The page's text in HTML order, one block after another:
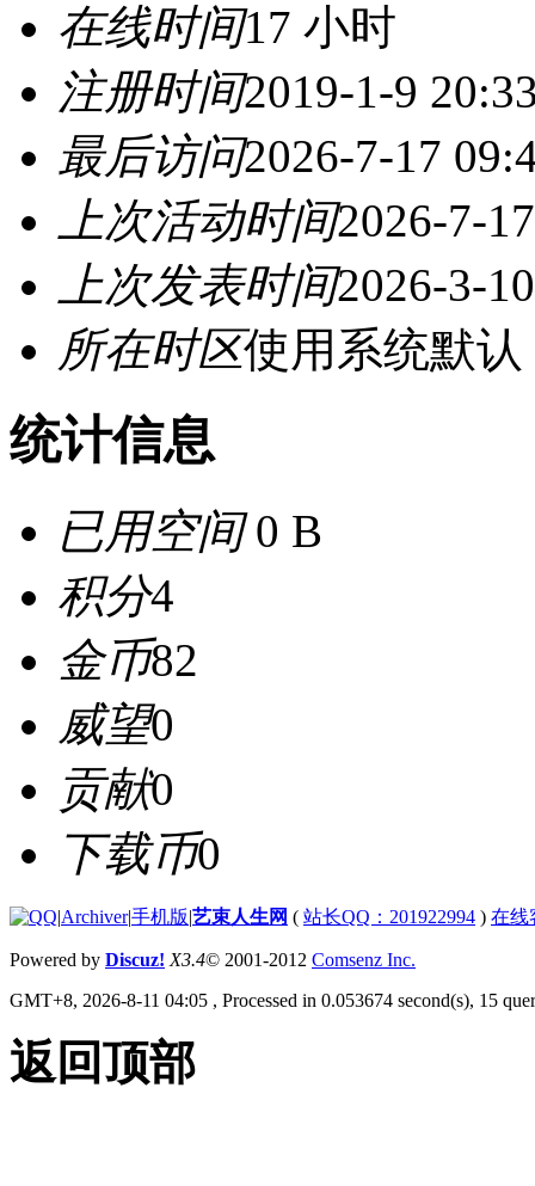
在线时间17 小时
注册时间2019-1-9
最后访问2026-7-17
上次活动时间2026-7-
上次发表时间2026-3-
所在时区使用系统默认
统计信息
已用空间0 B
积分4
金币82
威望0
贡献0
下载币0
|Archiver|手机版|艺束人生网 ( 站长QQ：201922994 ) 在线
Powered by Discuz! X3.4© 2001-2012 Comsenz Inc.
GMT+8, 2026-8-11 04:05 , Processed in 0.053674 second(s), 15
返回顶部